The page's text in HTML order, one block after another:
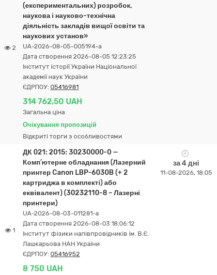
2
(експериментальних) розробок,
наукова і науково-технічна
діяльність закладів вищої освіти та
наукових установ»
UA-2026-08-05-005194-a
Дата створення 2026-08-05 12:23:25
Інститут історії України Національної
академії наук України
ЄДРПОУ: 05416981
314 762,50 UAH
Загальна ціна
Очікування пропозицій
Відкриті торги з особливостями
1
ДК 021: 2015: 30230000-0 —
Комп’ютерне обладнання (Лазерний
принтер Canon LBP-6030B (+ 2
картриджа в комплекті) або
еквівалент) (30232110-8 – Лазерні
принтери)
UA-2026-08-03-011281-a
Дата створення 2026-08-03 18:06:12
Інститут фізики напівпровідників ім. В.Є.
Лашкарьова НАН України
ЄДРПОУ: 05416952
8 750 UAH
за 4 дні
11-08-2026, 18:05